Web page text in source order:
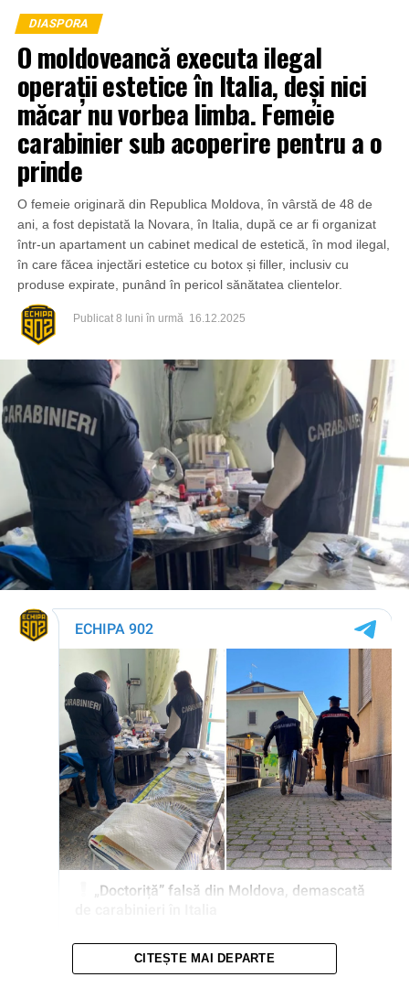
DIASPORA
O moldoveancă executa ilegal
operații estetice în Italia, deși nici
măcar nu vorbea limba. Femeie
carabinier sub acoperire pentru a o
prinde
O femeie originară din Republica Moldova, în vârstă de 48 de
ani, a fost depistată la Novara, în Italia, după ce ar fi organizat
într-un apartament un cabinet medical de estetică, în mod ilegal,
în care făcea injectări estetice cu botox și filler, inclusiv cu
produse expirate, punând în pericol sănătatea clientelor.
Publicat 8 luni în urmă 16.12.2025
CITEȘTE MAI DEPARTE